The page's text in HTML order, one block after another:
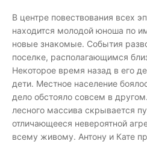
В центре повествования всех
находится молодой юноша по
новые знакомые. События
поселке, располагающимся
Некоторое время назад в его
дети. Местное население
дело обстояло совсем в
лесного массива скрывается
отличающееся невероятной
всему живому. Антону и Кате